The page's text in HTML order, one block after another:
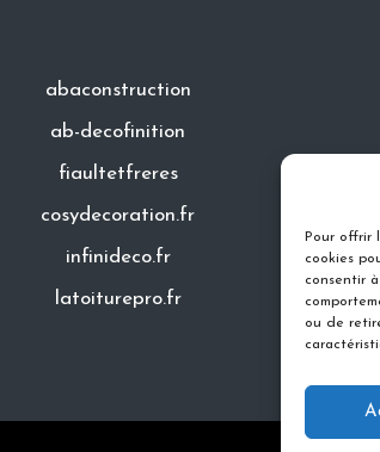
Pour offrir
cookies
consentir
ou de
abaconstruction
ab-decofinition
fiaultetfreres
cosydecoration.fr
infinideco.fr
latoiturepro.fr